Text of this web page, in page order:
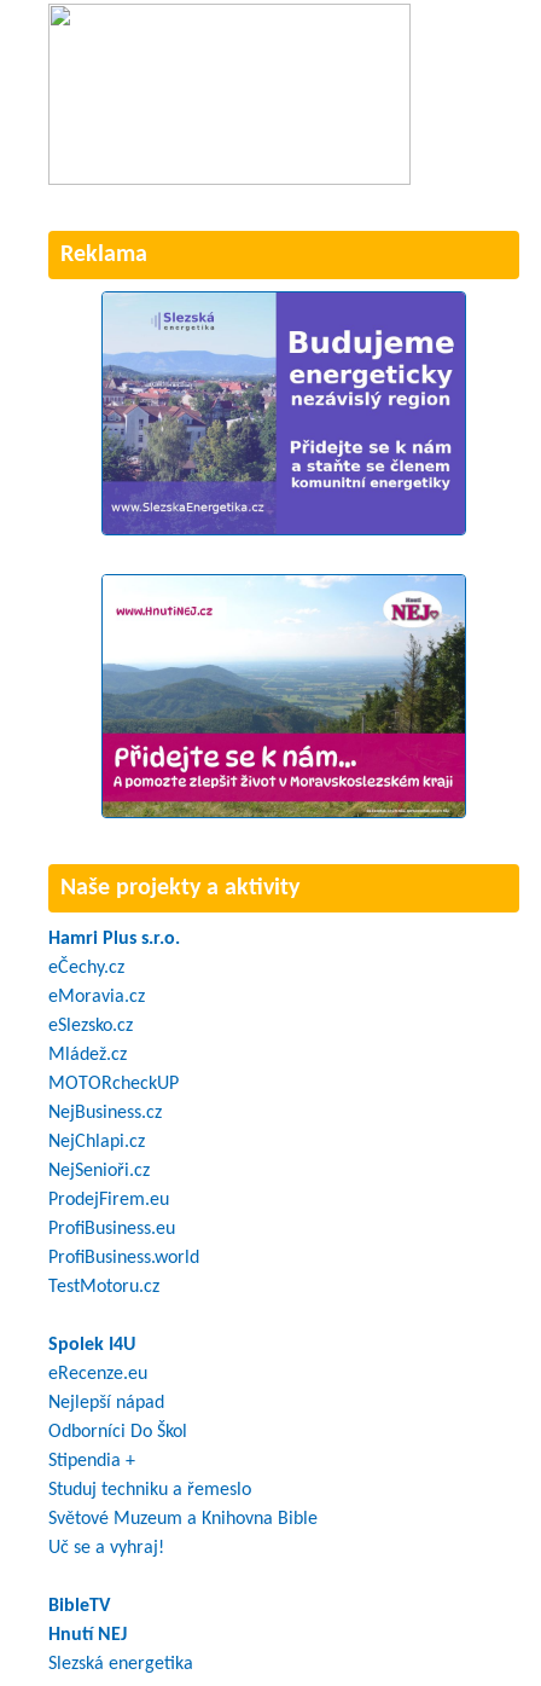
Reklama
Naše projekty a aktivity
Hamri Plus s.r.o.
eČechy.cz
eMoravia.cz
eSlezsko.cz
Mládež.cz
MOTORcheckUP
NejBusiness.cz
NejChlapi.cz
NejSenioři.cz
ProdejFirem.eu
ProfiBusiness.eu
ProfiBusiness.world
TestMotoru.cz
Spolek I4U
eRecenze.eu
Nejlepší nápad
Odborníci Do Škol
Stipendia +
Studuj techniku a řemeslo
Světové Muzeum a Knihovna Bible
Uč se a vyhraj!
BibleTV
Hnutí NEJ
Slezská energetika